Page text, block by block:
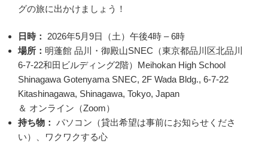
グの旅に出かけましょう！
日時：
2026年5月9日（土）午後4時 – 6時
場所： 明蓬館 品川・御殿山SNEC（東京都品川区北品川
6-7-22和田ビルディング2階）Meihokan High School
Shinagawa Gotenyama SNEC, 2F Wada Bldg., 6-7-22
Kitashinagawa, Shinagawa, Tokyo, Japan
＆ オンライン（Zoom）
持ち物： パソコン（貸出希望は事前にお知らせくださ
い）、ワクワクする心